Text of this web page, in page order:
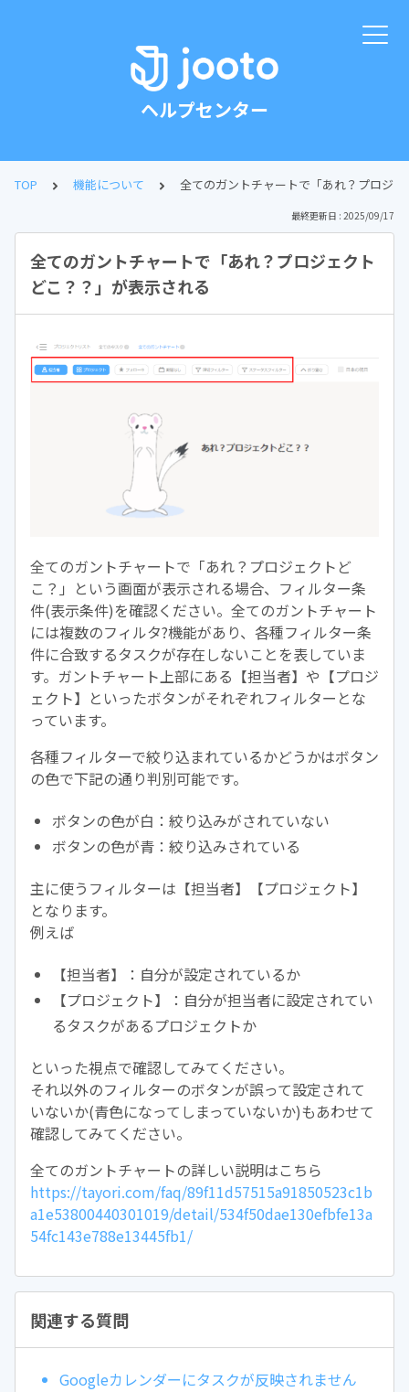
ヘルプセンター
TOP 機能について 全てのガントチャートで「あれ？プロジ
最終更新日 : 2025/09/17
全てのガントチャートで「あれ？プロジェクト
どこ？？」が表示される
全てのガントチャートで「あれ？プロジェクトど
こ？」という画面が表示される場合、フィルター条
件(表示条件)を確認ください。全てのガントチャート
には複数のフィルタ?機能があり、各種フィルター条
件に合致するタスクが存在しないことを表していま
す。ガントチャート上部にある【担当者】や【プロジ
ェクト】といったボタンがそれぞれフィルターとな
っています。
各種フィルターで絞り込まれているかどうかはボタン
の色で下記の通り判別可能です。
ボタンの色が白：絞り込みがされていない
ボタンの色が青：絞り込みされている
主に使うフィルターは【担当者】【プロジェクト】
となります。
例えば
【担当者】：自分が設定されているか
【プロジェクト】：自分が担当者に設定されてい
るタスクがあるプロジェクトか
といった視点で確認してみてください。
それ以外のフィルターのボタンが誤って設定されて
いないか(青色になってしまっていないか)もあわせて
確認してみてください。
全てのガントチャートの詳しい説明はこちら
https://tayori.com/faq/89f11d57515a91850523c1b
a1e53800440301019/detail/534f50dae130efbfe13a
54fc143e788e13445fb1/
関連する質問
Googleカレンダーにタスクが反映されません